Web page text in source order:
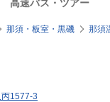
高速バス・ツアー
那須・板室・黒磯 那須
1577-3